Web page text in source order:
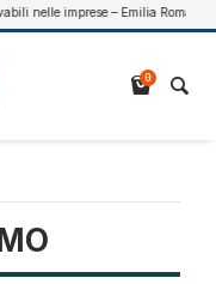
imprese – Emilia Romagna
0